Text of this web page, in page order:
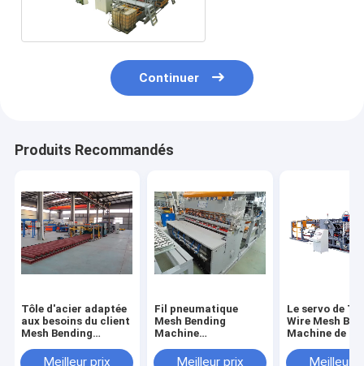
Continuer
Produits Recommandés
Tôle d'acier adaptée
aux besoins du client
Mesh Bending
Meilleur prix
Fil pneumatique
Mesh Bending
Machine
Adjustments de la
Meilleur prix
Le servo de
Wire Mesh
Machine de
Meilleur